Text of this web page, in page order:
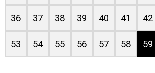
36 37 38 39 40 41 42
53 54 55 56 57 58 59